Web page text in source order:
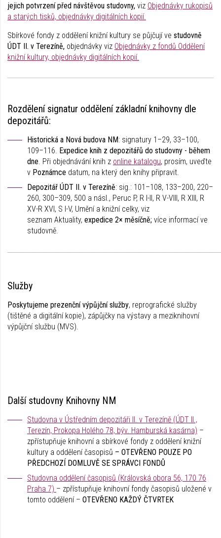
jejich potvrzení před návštěvou studovny, viz Objednávky rukopisů
a starých tisků, objednávky digitálních kopií.
Sbírkové fondy z oddělení knižní kultury se půjčují ve studovně
ÚDT II. v Terezíně, objednávky viz Objednávky z fondů Oddělení
knižní kultury, objednávky digitálních kopií.
Rozdělení signatur oddělení základní knihovny dle
depozitářů:
Historická a Nová budova NM: signatury 1–29, 33–100,
109–116. Expedice knih z depozitářů do studovny - během
dne . Při objednávání knih z online katalogu, prosím, uveďte
v Poznámce datum, na který den knihy připravit.
Depozitář ÚDT II. v Terezíně: sig.: 101–108, 133–200, 220–
260, 300–309, 500 a násl., Peruc P, R I-II, R V-VIII, R XIII, R
XV-R XVI, S I-V, Umění a knižní celky, viz
seznam Aktuality, expedice 2× měsíčně; více informací ve
studovně.
Služby
Poskytujeme prezenční výpůjční služby, reprografické služby
(tištěné a digitální kopie), zápůjčky na výstavy a meziknihovní
výpůjční službu (MVS).
Další studovny Knihovny NM
Studovna v Ústředním depozitáři II. v Terezíně (ÚDT II.,
Terezín, Prokopa Holého 78, býv. Hamburská kasárna) –
zpřístupňuje knihovní a sbírkové fondy z oddělení knižní
kultury a oddělení časopisů – OTEVŘENO POUZE PO
PŘEDCHOZÍ DOMLUVĚ SE SPRÁVCI FONDŮ
Studovna oddělení časopisů (Královská obora 56, 170 76
Praha 7) – zpřístupňuje knihovní fondy časopisů uložené v
tomto oddělení – OTEVŘENO KAŽDÝ ČTVRTEK